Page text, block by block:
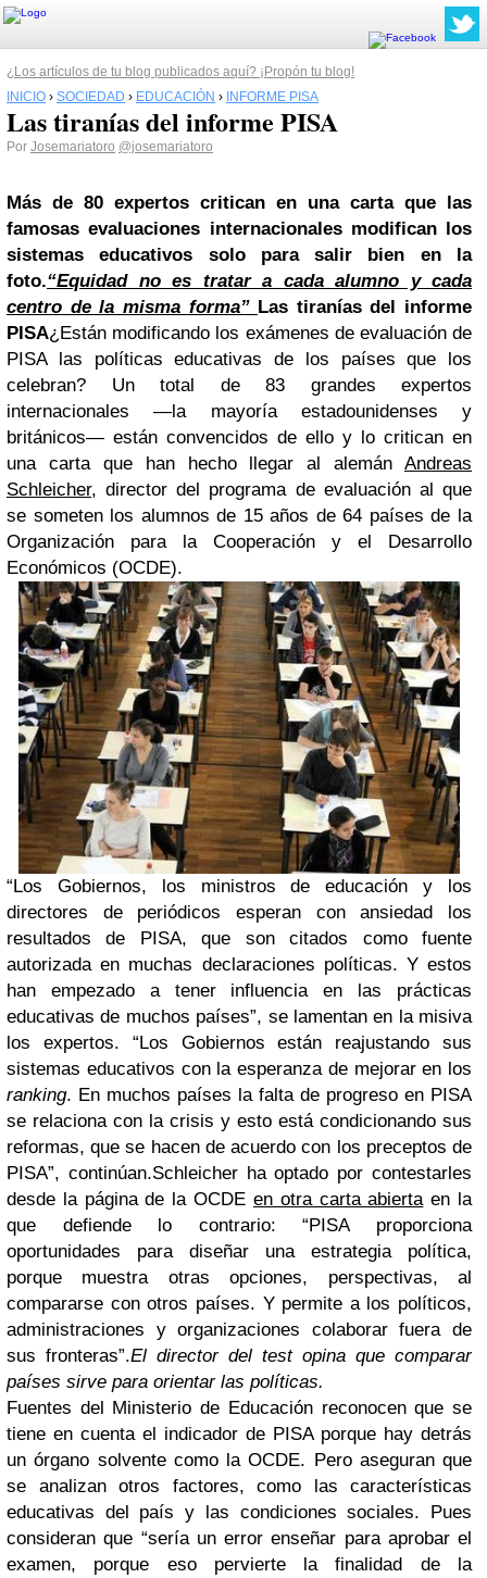
¿Los artículos de tu blog publicados aquí? ¡Propón tu blog!
INICIO › SOCIEDAD › EDUCACIÓN › INFORME PISA
Las tiranías del informe PISA
Por Josemariatoro @josemariatoro
Más de 80 expertos critican en una carta que las
famosas evaluaciones internacionales modifican los
sistemas educativos solo para salir bien en la
foto.“Equidad no es tratar a cada alumno y cada
centro de la misma forma” Las tiranías del informe
PISA¿Están modificando los exámenes de evaluación de
PISA las políticas educativas de los países que los
celebran? Un total de 83 grandes expertos
internacionales —la mayoría estadounidenses y
británicos— están convencidos de ello y lo critican en
una carta que han hecho llegar al alemán Andreas
Schleicher, director del programa de evaluación al que
se someten los alumnos de 15 años de 64 países de la
Organización para la Cooperación y el Desarrollo
Económicos (OCDE).
“Los Gobiernos, los ministros de educación y los
directores de periódicos esperan con ansiedad los
resultados de PISA, que son citados como fuente
autorizada en muchas declaraciones políticas. Y estos
han empezado a tener influencia en las prácticas
educativas de muchos países”, se lamentan en la misiva
los expertos. “Los Gobiernos están reajustando sus
sistemas educativos con la esperanza de mejorar en los
ranking. En muchos países la falta de progreso en PISA
se relaciona con la crisis y esto está condicionando sus
reformas, que se hacen de acuerdo con los preceptos de
PISA”, continúan.Schleicher ha optado por contestarles
desde la página de la OCDE en otra carta abierta en la
que defiende lo contrario: “PISA proporciona
oportunidades para diseñar una estrategia política,
porque muestra otras opciones, perspectivas, al
compararse con otros países. Y permite a los políticos,
administraciones y organizaciones colaborar fuera de
sus fronteras”.El director del test opina que comparar
países sirve para orientar las políticas.
Fuentes del Ministerio de Educación reconocen que se
tiene en cuenta el indicador de PISA porque hay detrás
un órgano solvente como la OCDE. Pero aseguran que
se analizan otros factores, como las características
educativas del país y las condiciones sociales. Pues
consideran que “sería un error enseñar para aprobar el
examen, porque eso pervierte la finalidad de la